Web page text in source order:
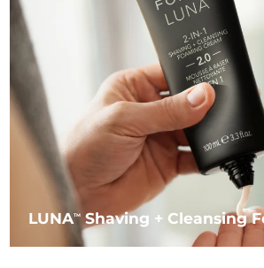
LUNATM Shaving + Cleansing